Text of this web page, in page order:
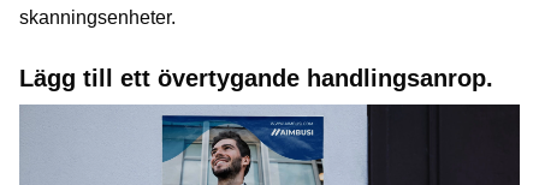
skanningsenheter.
Lägg till ett övertygande handlingsanrop.